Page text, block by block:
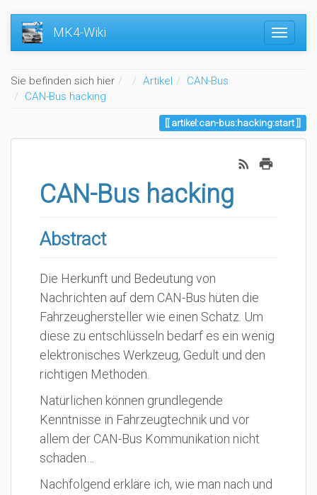
MK4-Wiki
Sie befinden sich hier Home
Artikel
CAN-Bus
CAN-Bus hacking
artikel:can-bus:hacking:start
CAN-Bus hacking
Abstract
Die Herkunft und Bedeutung von
Nachrichten auf dem CAN-Bus hüten die
Fahrzeughersteller wie einen Schatz. Um
diese zu entschlüsseln bedarf es ein wenig
elektronisches Werkzeug, Gedult und den
richtigen Methoden.
Natürlichen können grundlegende
Kenntnisse in Fahrzeugtechnik und vor
allem der CAN-Bus Kommunikation nicht
schaden…
Nachfolgend erkläre ich, wie man nach und